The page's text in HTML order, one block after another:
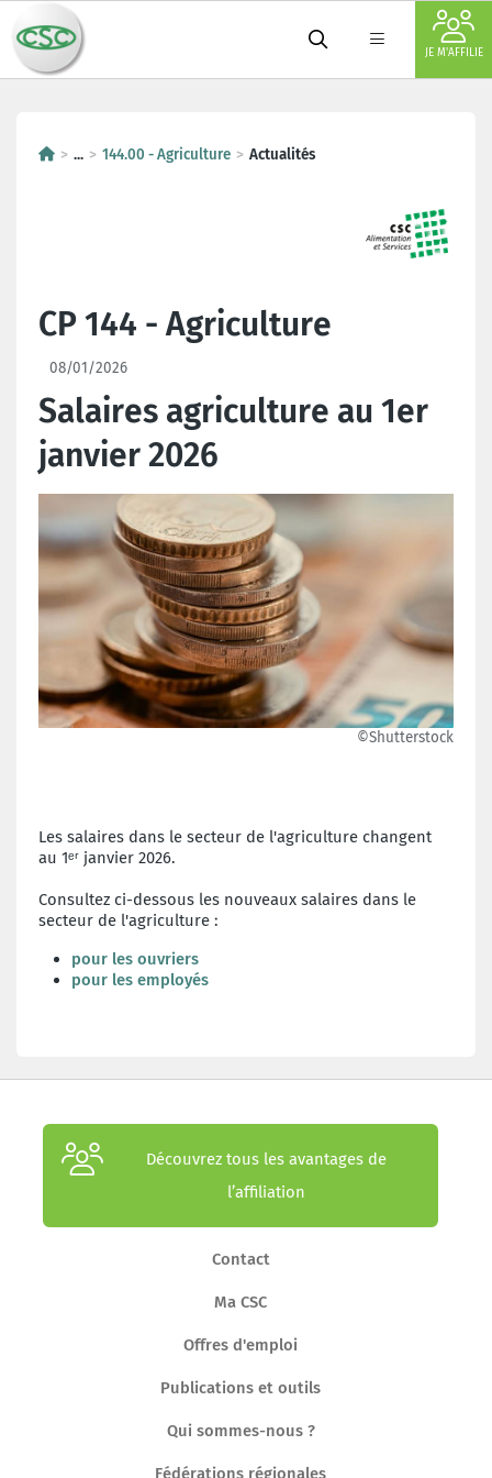
JE M'AFFILIE
... 144.00 - Agriculture Actualités
CP 144 - Agriculture
08/01/2026
Salaires agriculture au 1er
janvier 2026
©Shutterstock
Les salaires dans le secteur de l'agriculture changent
au 1ᵉʳ janvier 2026.
Consultez ci-dessous les nouveaux salaires dans le
secteur de l'agriculture :
pour les ouvriers
pour les employés
Découvrez tous les avantages de
l’affiliation
Contact
Ma CSC
Offres d'emploi
Publications et outils
Qui sommes-nous ?
Fédérations régionales